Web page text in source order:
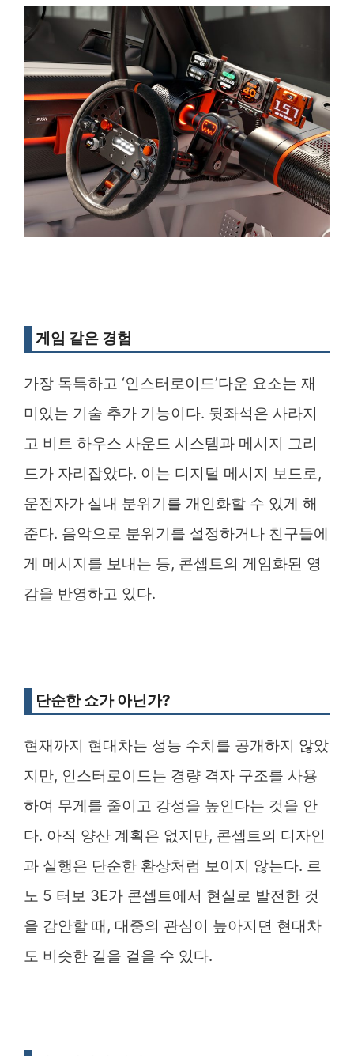
게임 같은 경험
가장 독특하고 ‘인스터로이드’다운 요소는 재
미있는 기술 추가 기능이다. 뒷좌석은 사라지
고 비트 하우스 사운드 시스템과 메시지 그리
드가 자리잡았다. 이는 디지털 메시지 보드로,
운전자가 실내 분위기를 개인화할 수 있게 해
준다. 음악으로 분위기를 설정하거나 친구들에
게 메시지를 보내는 등, 콘셉트의 게임화된 영
감을 반영하고 있다.
단순한 쇼가 아닌가?
현재까지 현대차는 성능 수치를 공개하지 않았
지만, 인스터로이드는 경량 격자 구조를 사용
하여 무게를 줄이고 강성을 높인다는 것을 안
다. 아직 양산 계획은 없지만, 콘셉트의 디자인
과 실행은 단순한 환상처럼 보이지 않는다. 르
노 5 터보 3E가 콘셉트에서 현실로 발전한 것
을 감안할 때, 대중의 관심이 높아지면 현대차
도 비슷한 길을 걸을 수 있다.